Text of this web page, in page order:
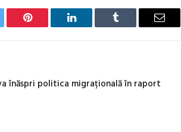
Pinterest LinkedIn Tumblr Email
înăspri politica migrațională în raport